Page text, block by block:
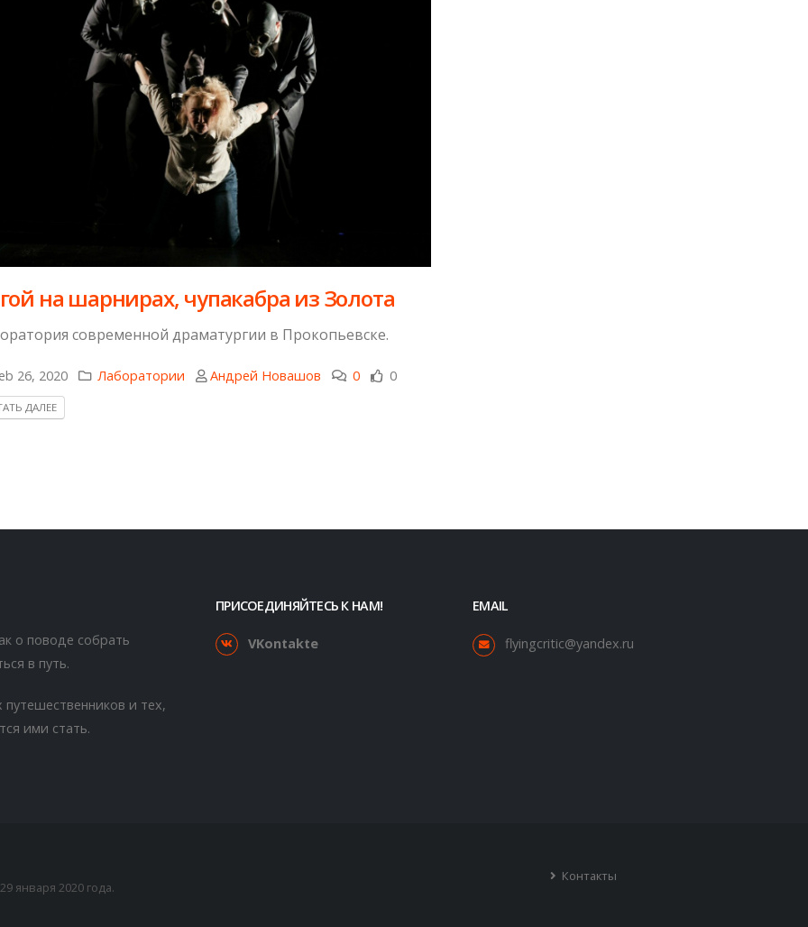
на шарнирах, чупакабра из Золота
современной драматургии в Прокопьевске.
26, 2020 Лаборатории Андрей Новашов 0 0
ДАЛЕЕ
о поводе собрать
в путь.
и тех,
ими стать.
ПРИСОЕДИНЯЙТЕСЬ К НАМ!
VKontakte
EMAIL
flyingcritic@yandex.ru
января 2020 года.
Контакты